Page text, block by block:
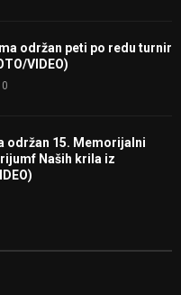
održan peti po redu turnir
VIDEO)
0
održan 15. Memorijalni
Naših krila iz